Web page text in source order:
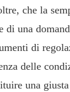
che la
di una
di
delle
una